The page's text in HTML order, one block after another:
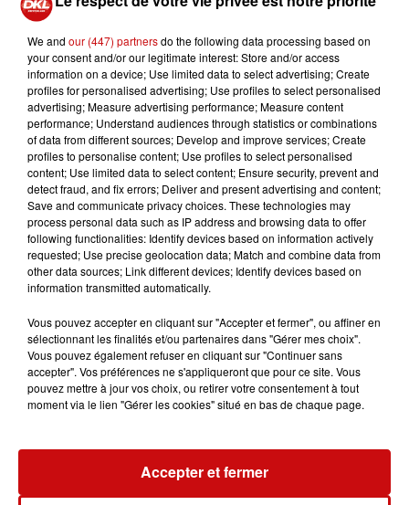
Les buralistes n'excluent pas que d’autres actions
pourraient se tenir, toutes aussi symboliques, comme
celle de bloquer la circulation du tram D voire d’engager
des poursuites judiciaires.
We and our (447) partnersdo the following data processing based on
your consent and/or our legitimate interest: Store and/or access
information on a device; Use limited data to select advertising; Create
profiles for personalised advertising; Use profiles to select personalised
advertising; Measure advertising performance; Measure content
performance; Understand audiences through statistics or combinations
of data from different sources; Develop and improve services; Create
profiles to personalise content; Use profiles to select personalised
content; Use limited data to select content; Ensure security, prevent and
detect fraud, and fix errors; Deliver and present advertising and content;
Save and communicate privacy choices. These technologies may
process personal data such as IP address and browsing data to offer
following functionalities: Identify devices based on information actively
requested; Use precise geolocation data; Match and combine data from
other data sources; Link different devices; Identify devices based on
information transmitted automatically.
Vous pouvez accepter en cliquant sur "Accepter et fermer", ou affiner en
sélectionnant les finalités et/ou partenaires dans "Gérer mes choix".
Vous pouvez également refuser en cliquant sur "Continuer sans
accepter". Vos préférences ne s'appliqueront que pour ce site. Vous
pouvez mettre à jour vos choix, ou retirer votre consentement à tout
moment via le lien "Gérer les cookies" situé en bas de chaque page.
Accepter et fermer